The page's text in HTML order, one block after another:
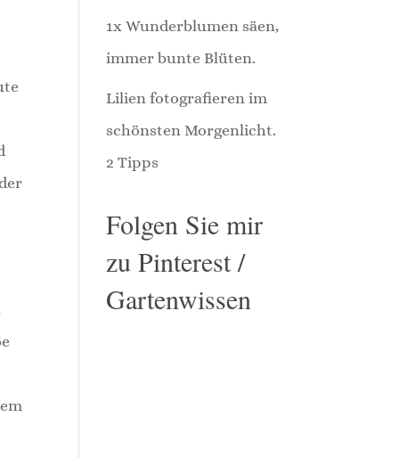
1x Wunderblumen säen,
immer bunte Blüten.
Lilien fotografieren im
schönsten Morgenlicht.
2 Tipps
Folgen Sie mir
zu Pinterest /
Gartenwissen